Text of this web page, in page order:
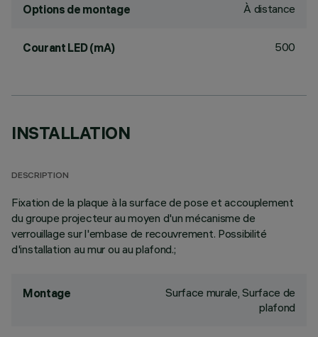
Options de montage À distance
Courant LED (mA) 500
INSTALLATION
DESCRIPTION
Fixation de la plaque à la surface de pose et accouplement
du groupe projecteur au moyen d'un mécanisme de
verrouillage sur l'embase de recouvrement. Possibilité
d'installation au mur ou au plafond.;
Montage
Surface murale, Surface de
plafond